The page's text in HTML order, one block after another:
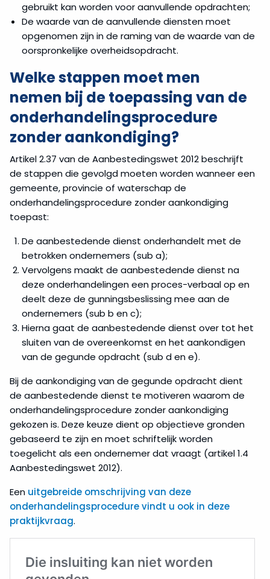
gebruikt kan worden voor aanvullende opdrachten;
De waarde van de aanvullende diensten moet
opgenomen zijn in de raming van de waarde van de
oorspronkelijke overheidsopdracht.
Welke stappen moet men
nemen bij de toepassing van de
onderhandelingsprocedure
zonder aankondiging?
Artikel 2.37 van de Aanbestedingswet 2012 beschrijft
de stappen die gevolgd moeten worden wanneer een
gemeente, provincie of waterschap de
onderhandelingsprocedure zonder aankondiging
toepast:
De aanbestedende dienst onderhandelt met de
betrokken ondernemers (sub a);
Vervolgens maakt de aanbestedende dienst na
deze onderhandelingen een proces-verbaal op en
deelt deze de gunningsbeslissing mee aan de
ondernemers (sub b en c);
Hierna gaat de aanbestedende dienst over tot het
sluiten van de overeenkomst en het aankondigen
van de gegunde opdracht (sub d en e).
Bij de aankondiging van de gegunde opdracht dient
de aanbestedende dienst te motiveren waarom de
onderhandelingsprocedure zonder aankondiging
gekozen is. Deze keuze dient op objectieve gronden
gebaseerd te zijn en moet schriftelijk worden
toegelicht als een ondernemer dat vraagt (artikel 1.4
Aanbestedingswet 2012).
Een uitgebreide omschrijving van deze
onderhandelingsprocedure vindt u ook in deze
praktijkvraag.